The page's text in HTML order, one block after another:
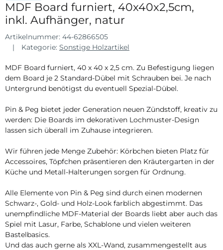
MDF Board furniert, 40x40x2,5cm,
inkl. Aufhänger, natur
Artikelnummer: 44-62866505
Kategorie: Sonstige Holzartikel
MDF Board furniert, 40 x 40 x 2,5 cm. Zu Befestigung liegen
dem Board je 2 Standard-Dübel mit Schrauben bei. Je nach
Untergrund benötigst du eventuell Spezial-Dübel.
Pin & Peg bietet jeder Generation neuen Zündstoff, kreativ zu
werden: Die Boards im dekorativen Lochmuster-Design
lassen sich überall im Zuhause integrieren.
Wir führen jede Menge Zubehör: Körbchen bieten Platz für
Accessoires, Töpfchen präsentieren den Kräutergarten in der
Küche und Metall-Halterungen sorgen für Ordnung.
Alle Elemente von Pin & Peg sind durch einen modernen
Schwarz-, Gold- und Holz-Look farblich abgestimmt. Das
unempfindliche MDF-Material der Boards liebt aber auch das
Spiel mit Lasur, Farbe, Schablone und vielen weiteren
Bastelbasics.
Und das auch gerne als XXL-Wand, zusammengestellt aus